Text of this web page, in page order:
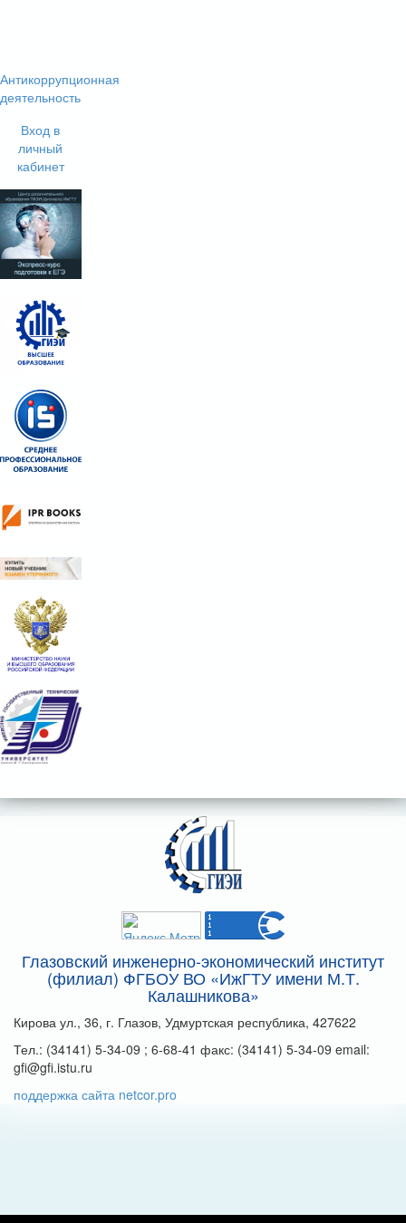
Антикоррупционная
деятельность
Вход в
личный
кабинет
Глазовский инженерно-экономический институт
(филиал) ФГБОУ ВО «ИжГТУ имени М.Т.
Калашникова»
Кирова ул., 36, г. Глазов, Удмуртская республика, 427622
Тел.: (34141) 5-34-09 ; 6-68-41 факс: (34141) 5-34-09 email:
gfi@gfi.istu.ru
поддержка сайта netcor.pro